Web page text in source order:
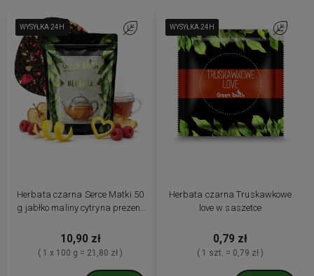
WYSYŁKA 24H
WYSYŁKA 24H
WYSYŁKA 24H
WYSYŁKA 24H
WYSYŁKA 24H
Herbata czarna Serce Matki 50
g jabłko maliny cytryna prezent
10,90 zł
( 1 x 100 g = 21,80 zł )
Do ulubionychWYSYŁKA 24H
WYSYŁKA 24H
WYSYŁKA 24H
WYSYŁKA 24H
WYSYŁKA 24H
WYSYŁKA 24H
Herbata czarna Truskawkowe
love w saszetce
0,79 zł
( 1 szt. = 0,79 zł )
Do